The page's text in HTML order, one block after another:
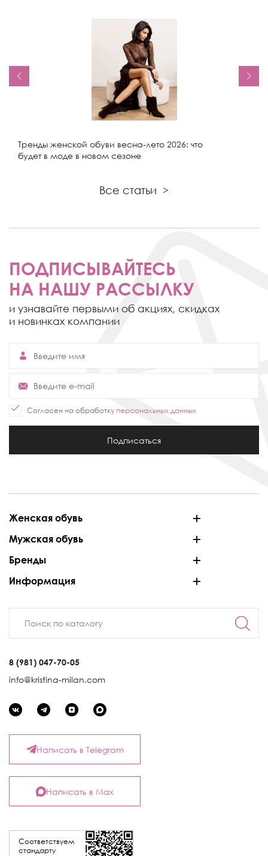
Тренды женской обуви весна-лето 2026: что
будет в моде в новом сезоне
Все статьи >
ПОДПИСЫВАЙТЕСЬ
НА НАШУ РАССЫЛКУ
и узнавайте первыми об акциях, скидках
и новинках компании
Согласен на обработку персональных данных
Подписаться
Женская обувь
Мужская обувь
Бренды
Информация
8 (981) 047-70-05
info@kristina-milan.com
Соответствуем
стандарту
Написать в Telegram
Написать в Max